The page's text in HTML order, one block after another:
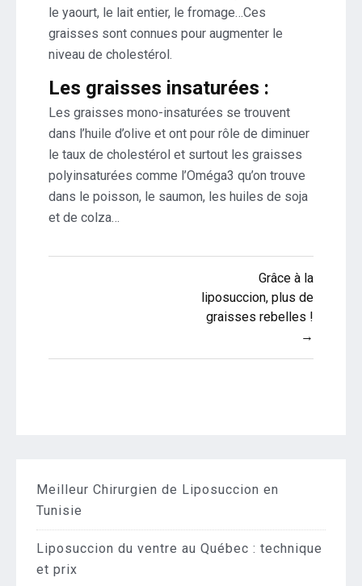
le yaourt, le lait entier, le fromage…Ces
graisses sont connues pour augmenter le
niveau de cholestérol.
Les graisses insaturées :
Les graisses mono-insaturées se trouvent
dans l’huile d’olive et ont pour rôle de diminuer
le taux de cholestérol et surtout les graisses
polyinsaturées comme l’Oméga3 qu’on trouve
dans le poisson, le saumon, les huiles de soja
et de colza…
Grâce à la
liposuccion, plus de
graisses rebelles !
→
Meilleur Chirurgien de Liposuccion en
Tunisie
Liposuccion du ventre au Québec : technique
et prix